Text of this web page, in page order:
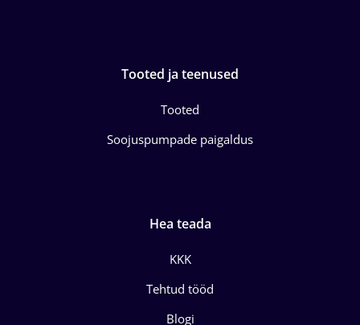
Tooted ja teenused
Tooted
Soojuspumpade paigaldus
Hea teada
KKK
Tehtud tööd
Blogi